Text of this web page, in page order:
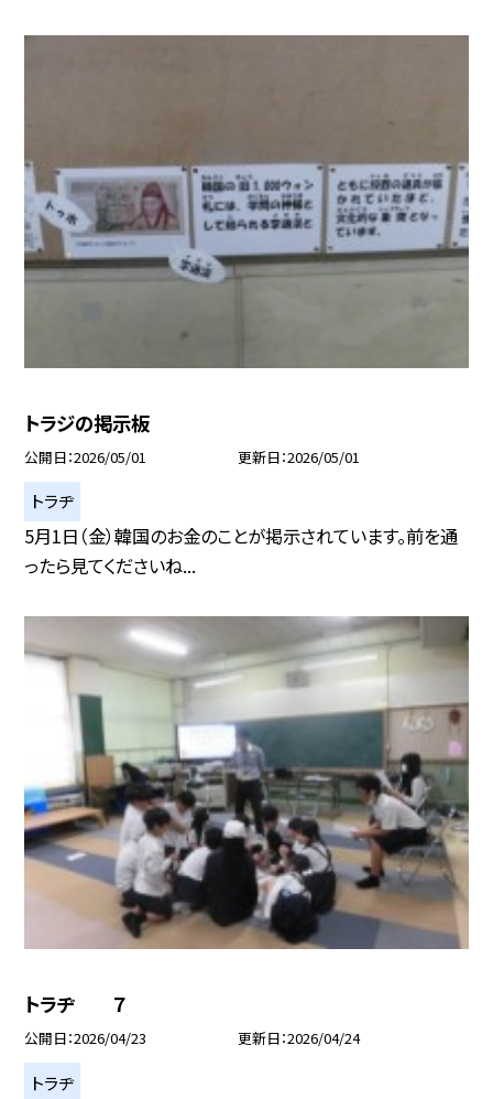
トラジの掲示板
公開日 2026/05/01 更新日 2026/05/01
トラヂ
5月1日（金）韓国のお金のことが掲示されています。前を通
ったら見てくださいね...
トラヂ ７
公開日 2026/04/23 更新日 2026/04/24
トラヂ